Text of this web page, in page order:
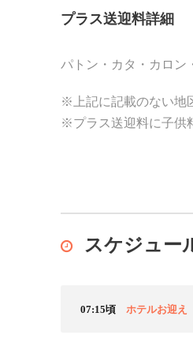
プラス送迎料詳細
パトン・カタ・カロ
※上記に記載のない地
※プラス送迎料に子供
スケジュー
07:15頃 ホテルお迎え